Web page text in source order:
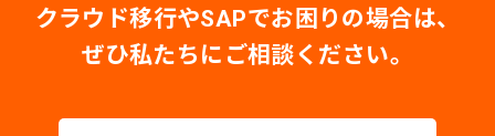
クラウド移行やSAPでお困りの場合は、
ぜひ私たちにご相談ください。